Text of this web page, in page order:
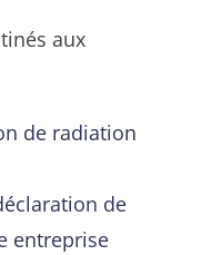
aux
de radiation
de
entreprise